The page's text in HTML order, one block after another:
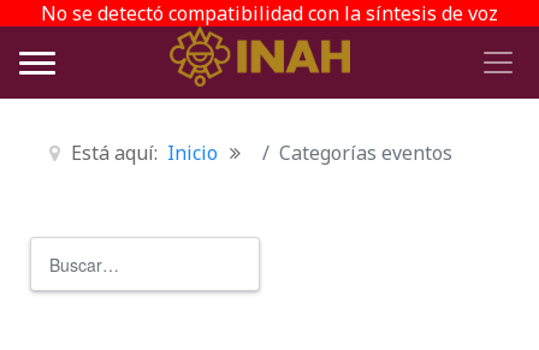
No se detectó compatibilidad con la síntesis de voz
Está aquí: Inicio Categorías eventos